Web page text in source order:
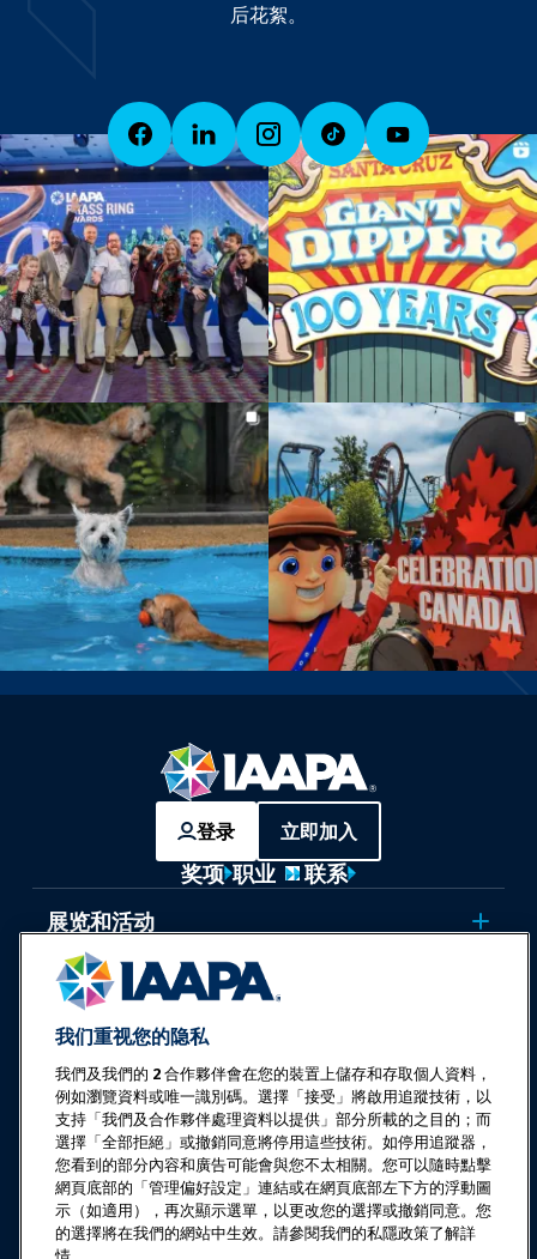
后花絮。
登录 立即加入
奖项 职业
联系
展览和活动
新闻与乐趣世界
教育
安全与保障
倡导
我们重视您的隐私
我們及我們的 2合作夥伴會在您的裝置上儲存和存取個人資料，
例如瀏覽資料或唯一識別碼。選擇「接受」將啟用追蹤技術，以
支持「我們及合作夥伴處理資料以提供」部分所載的之目的；而
選擇「全部拒絕」或撤銷同意將停用這些技術。如停用追蹤器，
您看到的部分內容和廣告可能會與您不太相關。您可以隨時點擊
網頁底部的「管理偏好設定」連結或在網頁底部左下方的浮動圖
示（如適用），再次顯示選單，以更改您的選擇或撤銷同意。您
的選擇將在我們的網站中生效。請參閱我們的私隱政策了解詳